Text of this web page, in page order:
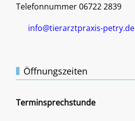
Telefonnummer 06722 2839
info@tierarztpraxis-petry.de
Öffnungszeiten
Terminsprechstunde